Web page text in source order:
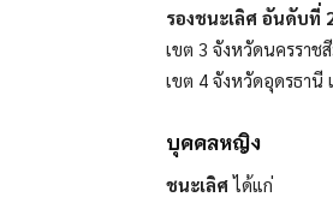
รองชนะเลิศ อันดับที่
เขต 3 จังหวัดนครราช
เขต 4 จังหวัดอุดรธา
บุคคลหญิง
ชนะเลิศได้แก่